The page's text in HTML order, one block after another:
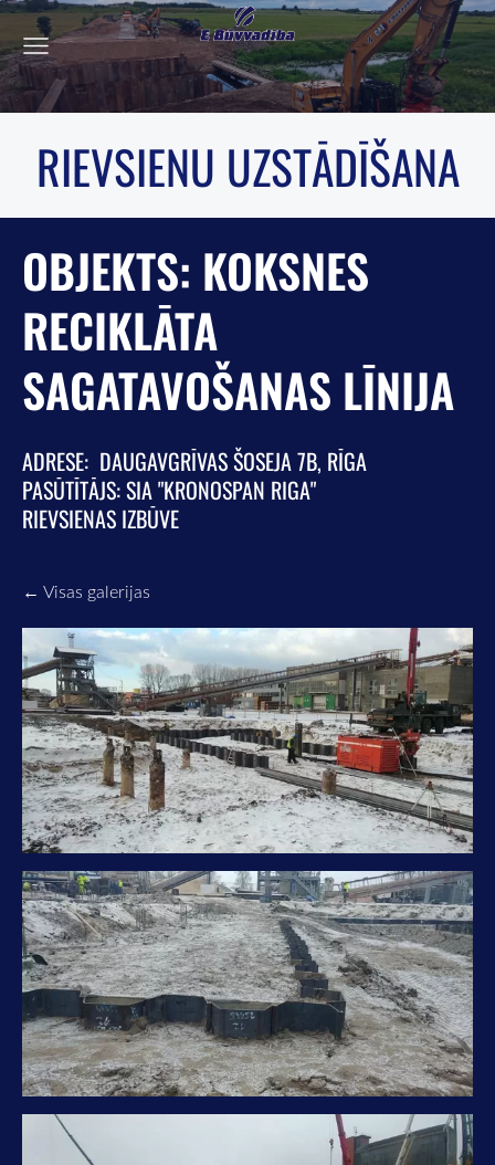
RIEVSIENU UZSTĀDĪŠANA
OBJEKTS: KOKSNES
RECIKLĀTA
SAGATAVOŠANAS LĪNIJA
ADRESE: DAUGAVGRĪVAS ŠOSEJA 7B, RĪGA
PASŪTĪTĀJS: SIA "KRONOSPAN RIGA"
RIEVSIENAS IZBŪVE
Visas galerijas